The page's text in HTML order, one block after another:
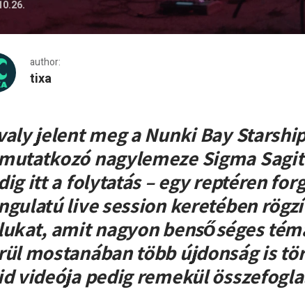
author:
tixa
reptéri live session
jelent meg a Nunki Bay
nagylemeze Sigma
itt a folytatás – egy reptéren
live session keretében
amit nagyon bensőséges
mostanában több újdonság is
videója pedig remekül